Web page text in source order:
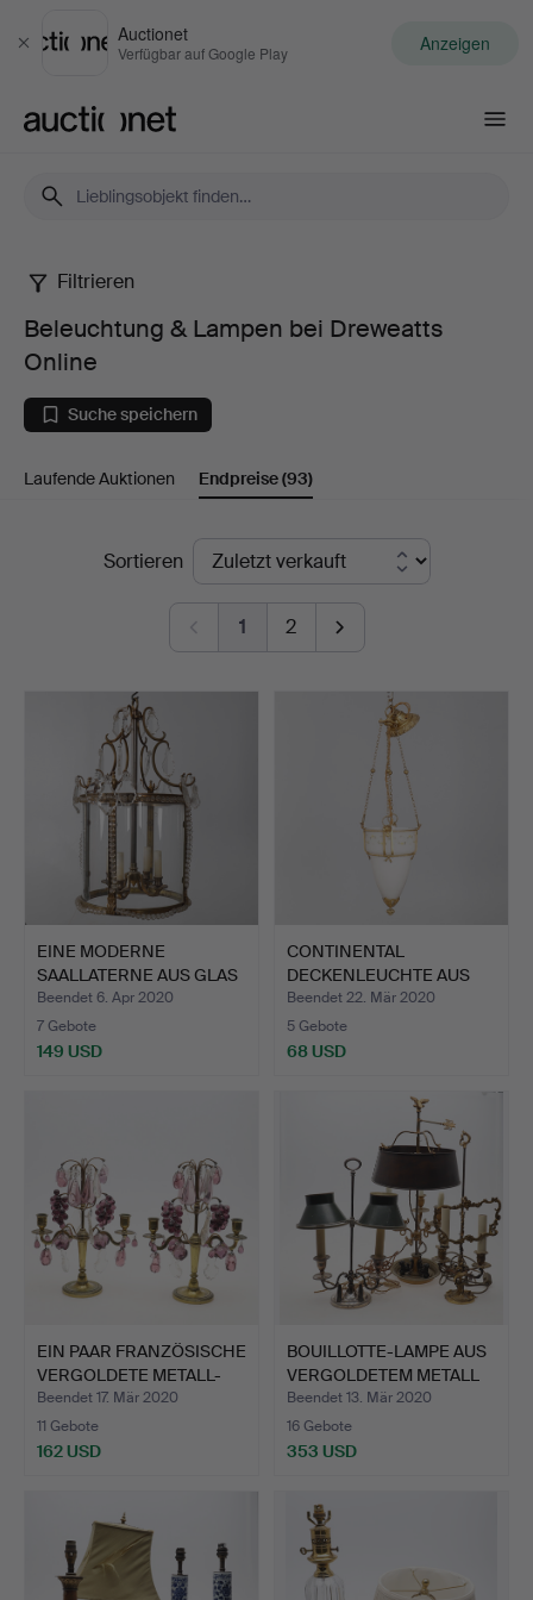
Schließen
Auctionet
Verfügbar auf Google Play Anzeigen
Beleuchtung
Lampen
bei
Online
Filtrieren
Beleuchtung & Lampen bei Dreweatts
Online
Suche speichern
Laufende Auktionen Endpreise(93)
EndpreiseSortieren
1 2
EINE MODERNE
SAALLATERNE AUS GLAS
UND MESS…
Beendet 6. Apr 2020
7 Gebote
149 USD
CONTINENTAL
DECKENLEUCHTE AUS
OPAKEM GLAS …
Beendet 22. Mär 2020
5 Gebote
68 USD
EIN PAAR FRANZÖSISCHE
VERGOLDETE METALL-
AM…
Beendet 17. Mär 2020
11 Gebote
162 USD
BOUILLOTTE-LAMPE AUS
VERGOLDETEM METALL
IM…
Beendet 13. Mär 2020
16 Gebote
353 USD